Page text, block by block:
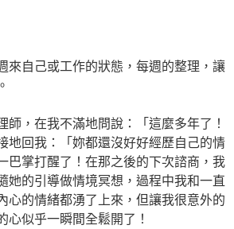
來自己或工作的狀態，每週的整理，讓
，在我不滿地問說：「這麼多年了！
地回我：「妳都還沒好好經歷自己的情
巴掌打醒了！在那之後的下次諮商，我
她的引導做情境冥想，過程中我和一直
心的情緒都湧了上來，但讓我很意外的
似乎一瞬間全鬆開了！